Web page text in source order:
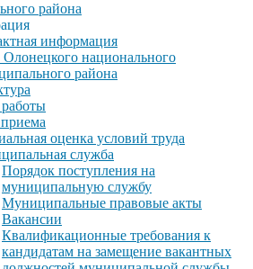
района
информация
Олонецкого национального
района
оценка условий труда
служба
Порядок поступления на
муниципальную службу
Муниципальные правовые акты
Вакансии
Квалификационные требования к
кандидатам на замещение вакантных